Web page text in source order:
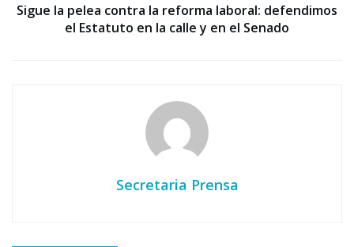
Sigue la pelea contra la reforma laboral: defendimos
el Estatuto en la calle y en el Senado
Secretaria Prensa